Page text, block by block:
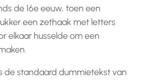
de 16e eeuw, toen een
een zethaak met letters
elkaar husselde om een
de standaard dummietekst van